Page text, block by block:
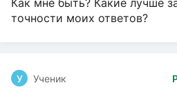
Как мне быть? Какие лучше
точности моих ответов?
У Ученик